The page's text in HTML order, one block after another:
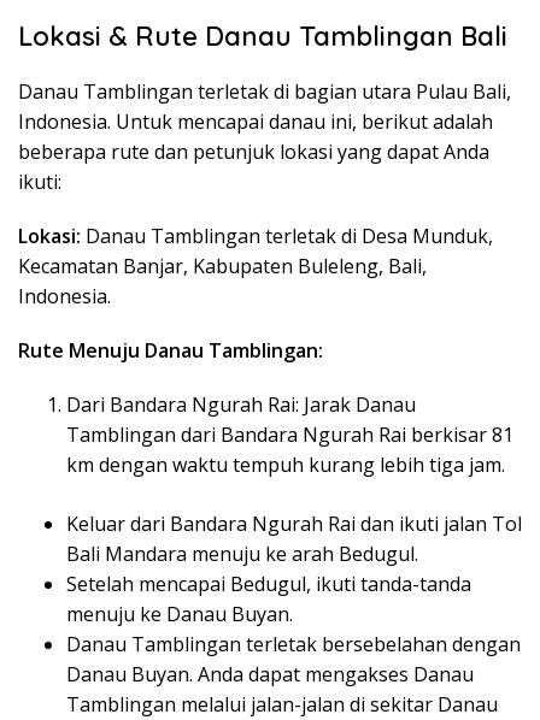
Lokasi & Rute Danau Tamblingan Bali
Danau Tamblingan terletak di bagian utara Pulau Bali,
Indonesia. Untuk mencapai danau ini, berikut adalah
beberapa rute dan petunjuk lokasi yang dapat Anda
ikuti:
Lokasi: Danau Tamblingan terletak di Desa Munduk,
Kecamatan Banjar, Kabupaten Buleleng, Bali,
Indonesia.
Rute Menuju Danau Tamblingan:
Dari Bandara Ngurah Rai: Jarak Danau
Tamblingan dari Bandara Ngurah Rai berkisar 81
km dengan waktu tempuh kurang lebih tiga jam.
Keluar dari Bandara Ngurah Rai dan ikuti jalan Tol
Bali Mandara menuju ke arah Bedugul.
Setelah mencapai Bedugul, ikuti tanda-tanda
menuju ke Danau Buyan.
Danau Tamblingan terletak bersebelahan dengan
Danau Buyan. Anda dapat mengakses Danau
Tamblingan melalui jalan-jalan di sekitar Danau